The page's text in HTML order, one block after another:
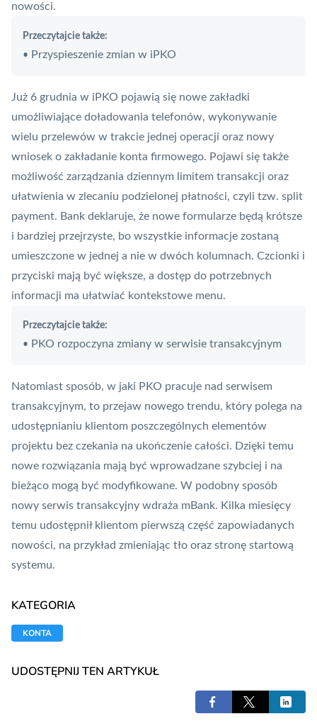
nowości.
Przeczytajcie także:
• Przyspieszenie zmian w iPKO
Już 6 grudnia w iPKO pojawią się nowe zakładki
umożliwiające doładowania telefonów, wykonywanie
wielu przelewów w trakcie jednej operacji oraz nowy
wniosek o zakładanie konta firmowego. Pojawi się także
możliwość zarządzania dziennym limitem transakcji oraz
ułatwienia w zlecaniu podzielonej płatności, czyli tzw. split
payment. Bank deklaruje, że nowe formularze będą krótsze
i bardziej przejrzyste, bo wszystkie informacje zostaną
umieszczone w jednej a nie w dwóch kolumnach. Czcionki i
przyciski mają być większe, a dostęp do potrzebnych
informacji ma ułatwiać kontekstowe menu.
Przeczytajcie także:
• PKO rozpoczyna zmiany w serwisie transakcyjnym
Natomiast sposób, w jaki PKO pracuje nad serwisem
transakcyjnym, to przejaw nowego trendu, który polega na
udostępnianiu klientom poszczególnych elementów
projektu bez czekania na ukończenie całości. Dzięki temu
nowe rozwiązania mają być wprowadzane szybciej i na
bieżąco mogą być modyfikowane. W podobny sposób
nowy serwis transakcyjny wdraża mBank. Kilka miesięcy
temu udostępnił klientom pierwszą część zapowiadanych
nowości, na przykład zmieniając tło oraz stronę startową
systemu.
KATEGORIA
KONTA
UDOSTĘPNIJ TEN ARTYKUŁ